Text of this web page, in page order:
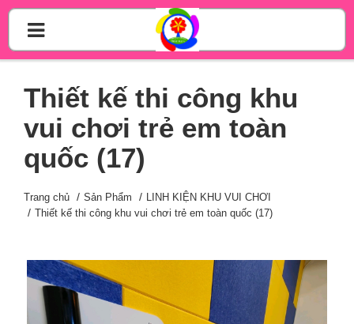
Thiết kế thi công khu
vui chơi trẻ em toàn
quốc (17)
Trang chủ Sản Phẩm
LINH KIỆN KHU VUI CHƠI
Thiết kế thi công khu vui chơi trẻ em toàn quốc (17)